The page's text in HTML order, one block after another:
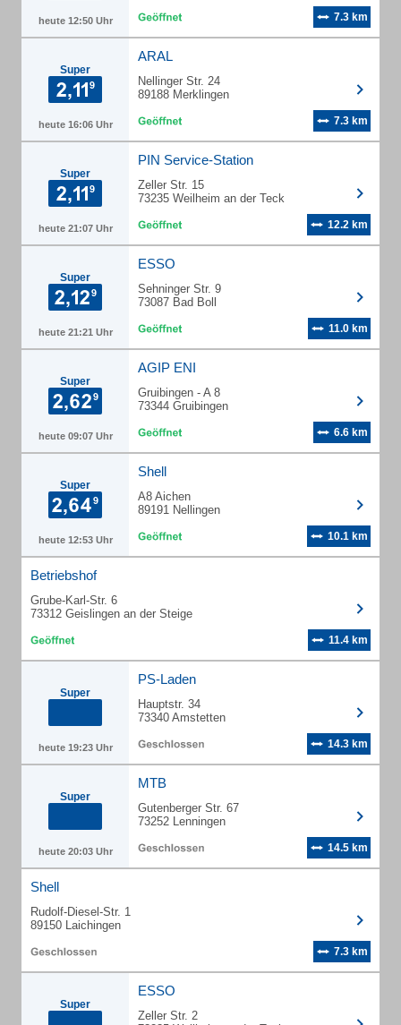
heute 12:50 Uhr 7.3 km
Super
heute 16:06 Uhr
ARAL
Nellinger Str. 24
89188 Merklingen
7.3 km
Super
heute 21:07 Uhr
PIN Service-Station
Zeller Str. 15
73235 Weilheim an der Teck
12.2 km
Super
heute 21:21 Uhr
ESSO
Sehninger Str. 9
73087 Bad Boll
11.0 km
Super
heute 09:07 Uhr
AGIP ENI
Gruibingen - A 8
73344 Gruibingen
6.6 km
Super
heute 12:53 Uhr
Shell
A8 Aichen
89191 Nellingen
10.1 km
Betriebshof
Grube-Karl-Str. 6
73312 Geislingen an der Steige
11.4 km
Super
heute 19:23 Uhr
PS-Laden
Hauptstr. 34
73340 Amstetten
14.3 km
Super
heute 20:03 Uhr
MTB
Gutenberger Str. 67
73252 Lenningen
14.5 km
Shell
Rudolf-Diesel-Str. 1
89150 Laichingen
7.3 km
Super
ESSO
Zeller Str. 2